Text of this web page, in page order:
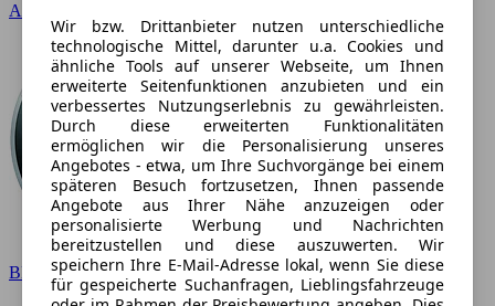
Audi
BMW
Wir bzw. Drittanbieter nutzen unterschiedliche
technologische Mittel, darunter u.a. Cookies und
ähnliche Tools auf unserer Webseite, um Ihnen
erweiterte Seitenfunktionen anzubieten und ein
verbessertes Nutzungserlebnis zu gewährleisten.
Durch diese erweiterten Funktionalitäten
ermöglichen wir die Personalisierung unseres
Angebotes - etwa, um Ihre Suchvorgänge bei einem
späteren Besuch fortzusetzen, Ihnen passende
Angebote aus Ihrer Nähe anzuzeigen oder
personalisierte Werbung und Nachrichten
bereitzustellen und diese auszuwerten. Wir
speichern Ihre E-Mail-Adresse lokal, wenn Sie diese
für gespeicherte Suchanfragen, Lieblingsfahrzeuge